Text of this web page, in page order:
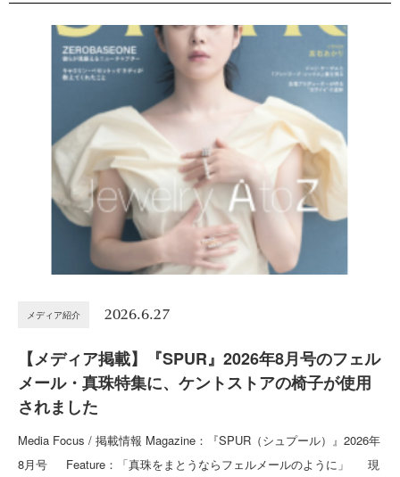
メディア紹介 2026.6.27
【メディア掲載】『SPUR』2026年8月号のフェル
メール・真珠特集に、ケントストアの椅子が使用
されました
Media Focus / 掲載情報 Magazine：『SPUR（シュプール）』2026年
8月号 Feature：「真珠をまとうならフェルメールのように」 現